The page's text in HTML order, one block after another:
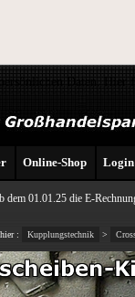
Online-Shop Login
dem 01.01.25 die E-
: Kupplungstechnik >
persönlichen Daten. Hier